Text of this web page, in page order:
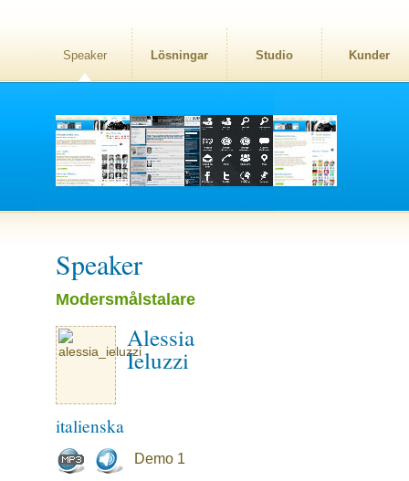
Speaker Lösningar Studio Kunder
Speaker
Modersmålstalare
Alessia
Ieluzzi
italienska
Demo 1